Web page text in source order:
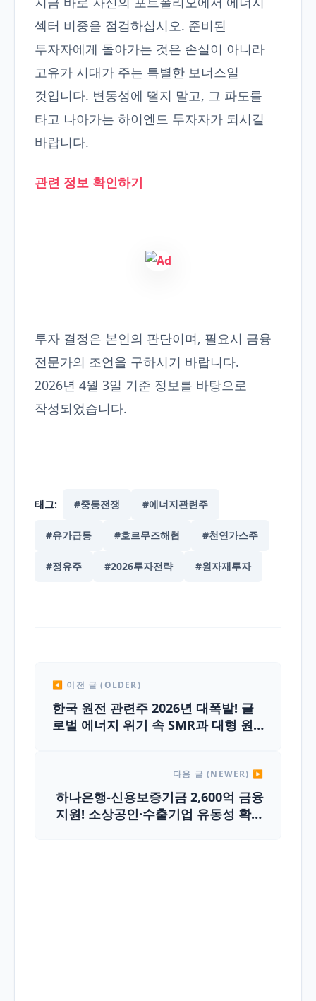
섹터 비중을 점검하십시오. 준비된
투자자에게 돌아가는 것은 손실이 아니라
고유가 시대가 주는 특별한 보너스일
것입니다. 변동성에 떨지 말고, 그 파도를
타고 나아가는 하이엔드 투자자가 되시길
바랍니다.
관련 정보 확인하기
투자 결정은 본인의 판단이며, 필요시 금융
전문가의 조언을 구하시기 바랍니다.
2026년 4월 3일 기준 정보를 바탕으로
작성되었습니다.
태그: #중동전쟁 #에너지관련주
#유가급등 #호르무즈해협 #천연가스주
#정유주 #2026투자전략 #원자재투자
◀ 이전 글 (OLDER)
한국 원전 관련주 2026년 대폭발! 글
로벌 에너지 위기 속 SMR과 대형 원
다음 글 (NEWER) ▶
하나은행-신용보증기금 2,600억 금융
지원! 소상공인·수출기업 유동성 확보